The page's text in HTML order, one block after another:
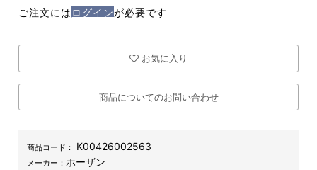
ご注文には ログインが必要です
お気に入り
商品についてのお問い合わせ
商品コード： K00426002563
メーカー：ホーザン